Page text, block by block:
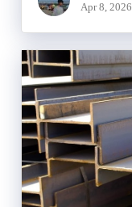
Apr 8, 2026